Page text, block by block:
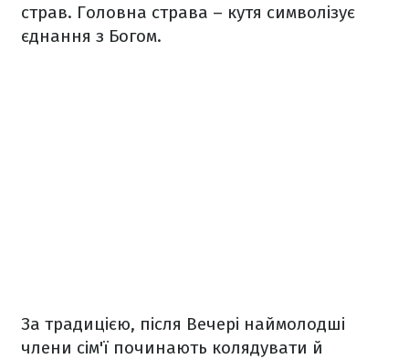
страв. Головна страва – кутя символізує
єднання з Богом.
За традицією, після Вечері наймолодші
члени сім'ї починають колядувати й